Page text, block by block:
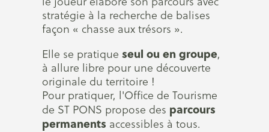
stratégie à la recherche de balises
façon « chasse aux trésors ».
Elle se pratique seul ou en groupe,
à allure libre pour une découverte
originale du territoire !
Pour pratiquer, l'Office de Tourisme
de ST PONS propose des parcours
permanents accessibles à tous.